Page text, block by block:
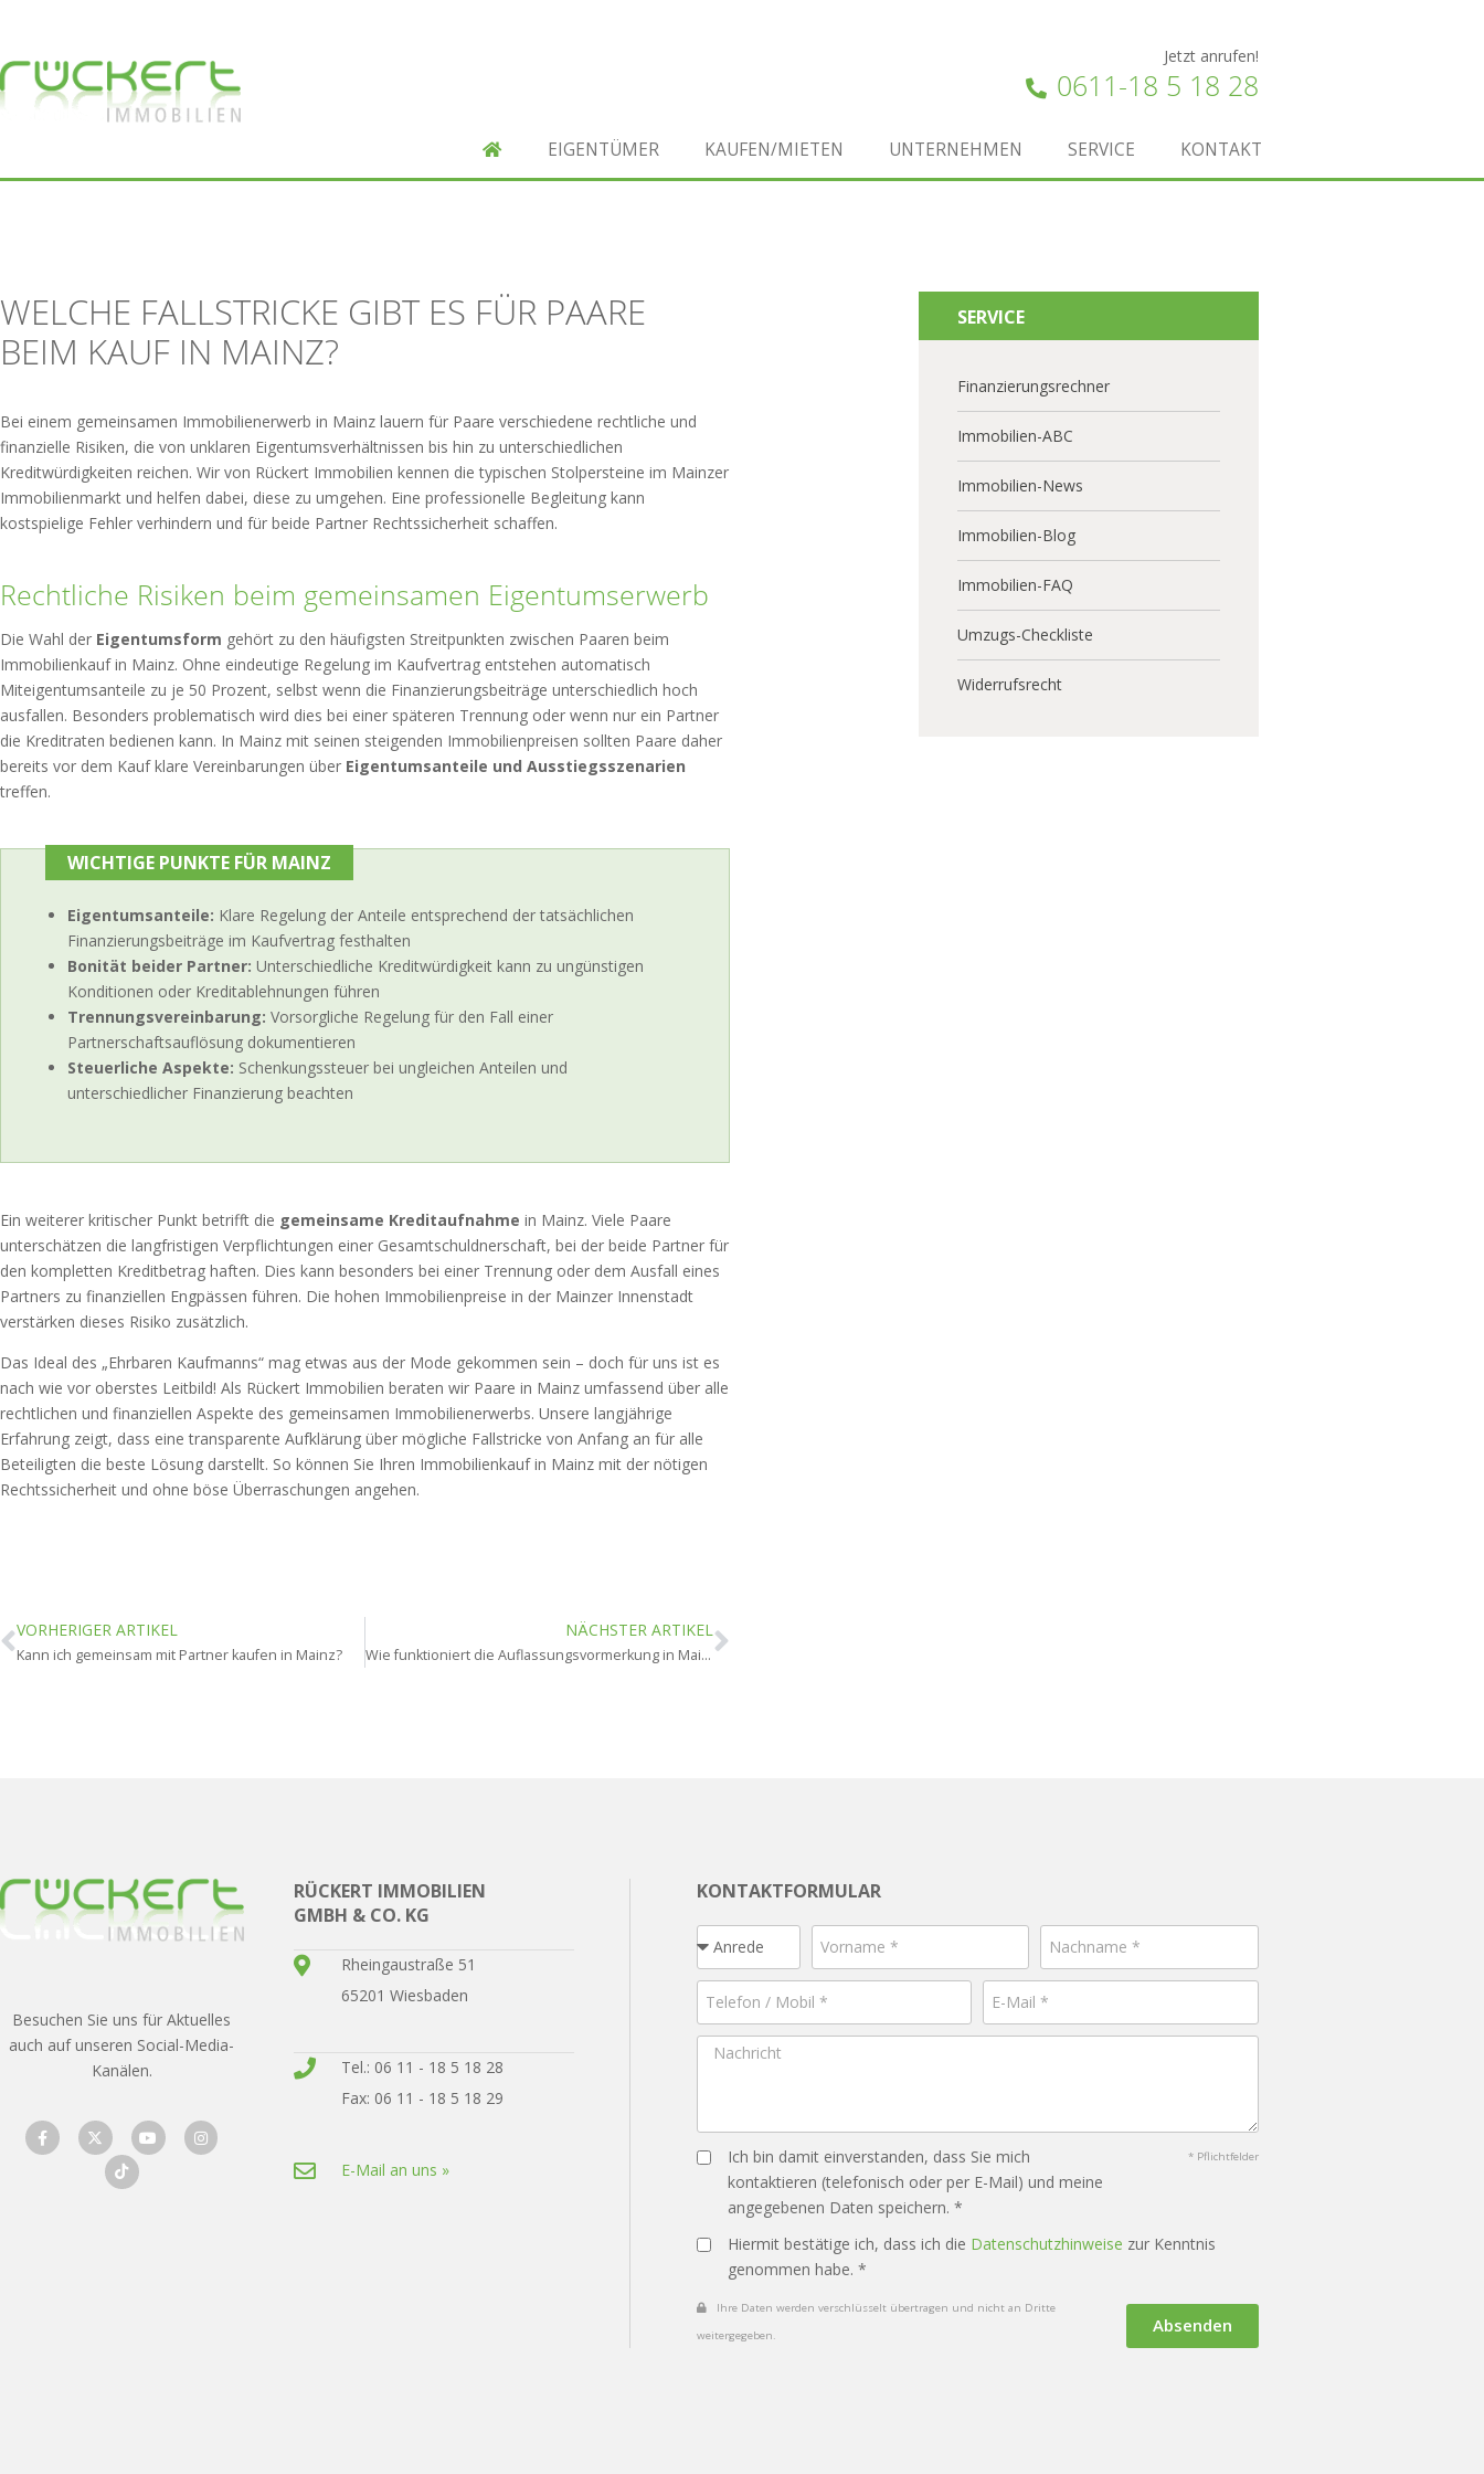
Jetzt anrufen!
0611-18 5 18 28
EIGENTÜMER KAUFEN/MIETEN UNTERNEHMEN SERVICE KONTAKT
WELCHE FALLSTRICKE GIBT ES FÜR PAARE
BEIM KAUF IN MAINZ?
Bei einem gemeinsamen Immobilienerwerb in Mainz lauern für Paare verschiedene rechtliche und
finanzielle Risiken, die von unklaren Eigentumsverhältnissen bis hin zu unterschiedlichen
Kreditwürdigkeiten reichen. Wir von Rückert Immobilien kennen die typischen Stolpersteine im Mainzer
Immobilienmarkt und helfen dabei, diese zu umgehen. Eine professionelle Begleitung kann
kostspielige Fehler verhindern und für beide Partner Rechtssicherheit schaffen.
Rechtliche Risiken beim gemeinsamen Eigentumserwerb
Die Wahl der Eigentumsform gehört zu den häufigsten Streitpunkten zwischen Paaren beim
Immobilienkauf in Mainz. Ohne eindeutige Regelung im Kaufvertrag entstehen automatisch
Miteigentumsanteile zu je 50 Prozent, selbst wenn die Finanzierungsbeiträge unterschiedlich hoch
ausfallen. Besonders problematisch wird dies bei einer späteren Trennung oder wenn nur ein Partner
die Kreditraten bedienen kann. In Mainz mit seinen steigenden Immobilienpreisen sollten Paare daher
bereits vor dem Kauf klare Vereinbarungen über Eigentumsanteile und Ausstiegsszenarien
treffen.
WICHTIGE PUNKTE FÜR MAINZ
Eigentumsanteile: Klare Regelung der Anteile entsprechend der tatsächlichen
Finanzierungsbeiträge im Kaufvertrag festhalten
Bonität beider Partner: Unterschiedliche Kreditwürdigkeit kann zu ungünstigen
Konditionen oder Kreditablehnungen führen
Trennungsvereinbarung: Vorsorgliche Regelung für den Fall einer
Partnerschaftsauflösung dokumentieren
Steuerliche Aspekte: Schenkungssteuer bei ungleichen Anteilen und
unterschiedlicher Finanzierung beachten
Ein weiterer kritischer Punkt betrifft die gemeinsame Kreditaufnahme in Mainz. Viele Paare
unterschätzen die langfristigen Verpflichtungen einer Gesamtschuldnerschaft, bei der beide Partner für
den kompletten Kreditbetrag haften. Dies kann besonders bei einer Trennung oder dem Ausfall eines
Partners zu finanziellen Engpässen führen. Die hohen Immobilienpreise in der Mainzer Innenstadt
verstärken dieses Risiko zusätzlich.
Das Ideal des „Ehrbaren Kaufmanns“ mag etwas aus der Mode gekommen sein – doch für uns ist es
nach wie vor oberstes Leitbild! Als Rückert Immobilien beraten wir Paare in Mainz umfassend über alle
rechtlichen und finanziellen Aspekte des gemeinsamen Immobilienerwerbs. Unsere langjährige
Erfahrung zeigt, dass eine transparente Aufklärung über mögliche Fallstricke von Anfang an für alle
Beteiligten die beste Lösung darstellt. So können Sie Ihren Immobilienkauf in Mainz mit der nötigen
Rechtssicherheit und ohne böse Überraschungen angehen.
VORHERIGER ARTIKEL
Kann ich gemeinsam mit Partner kaufen in Mainz?
NÄCHSTER ARTIKEL
Wie funktioniert die Auflassungsvormerkung in Mainz?
SERVICE
Finanzierungsrechner
Immobilien-ABC
Immobilien-News
Immobilien-Blog
Immobilien-FAQ
Umzugs-Checkliste
Widerrufsrecht
Besuchen Sie uns für Aktuelles
auch auf unseren Social-Media-
Kanälen.
RÜCKERT IMMOBILIEN
GMBH & CO. KG
Rheingaustraße 51
65201 Wiesbaden
Tel.: 06 11 - 18 5 18 28
Fax: 06 11 - 18 5 18 29
E-Mail an uns »
KONTAKTFORMULAR
Ich bin damit einverstanden, dass Sie mich
kontaktieren (telefonisch oder per E-Mail) und meine
angegebenen Daten speichern. *
* Pflichtfelder
Hiermit bestätige ich, dass ich die Datenschutzhinweise zur Kenntnis
genommen habe. *
Ihre Daten werden verschlüsselt übertragen und nicht an Dritte
weitergegeben.
Absenden